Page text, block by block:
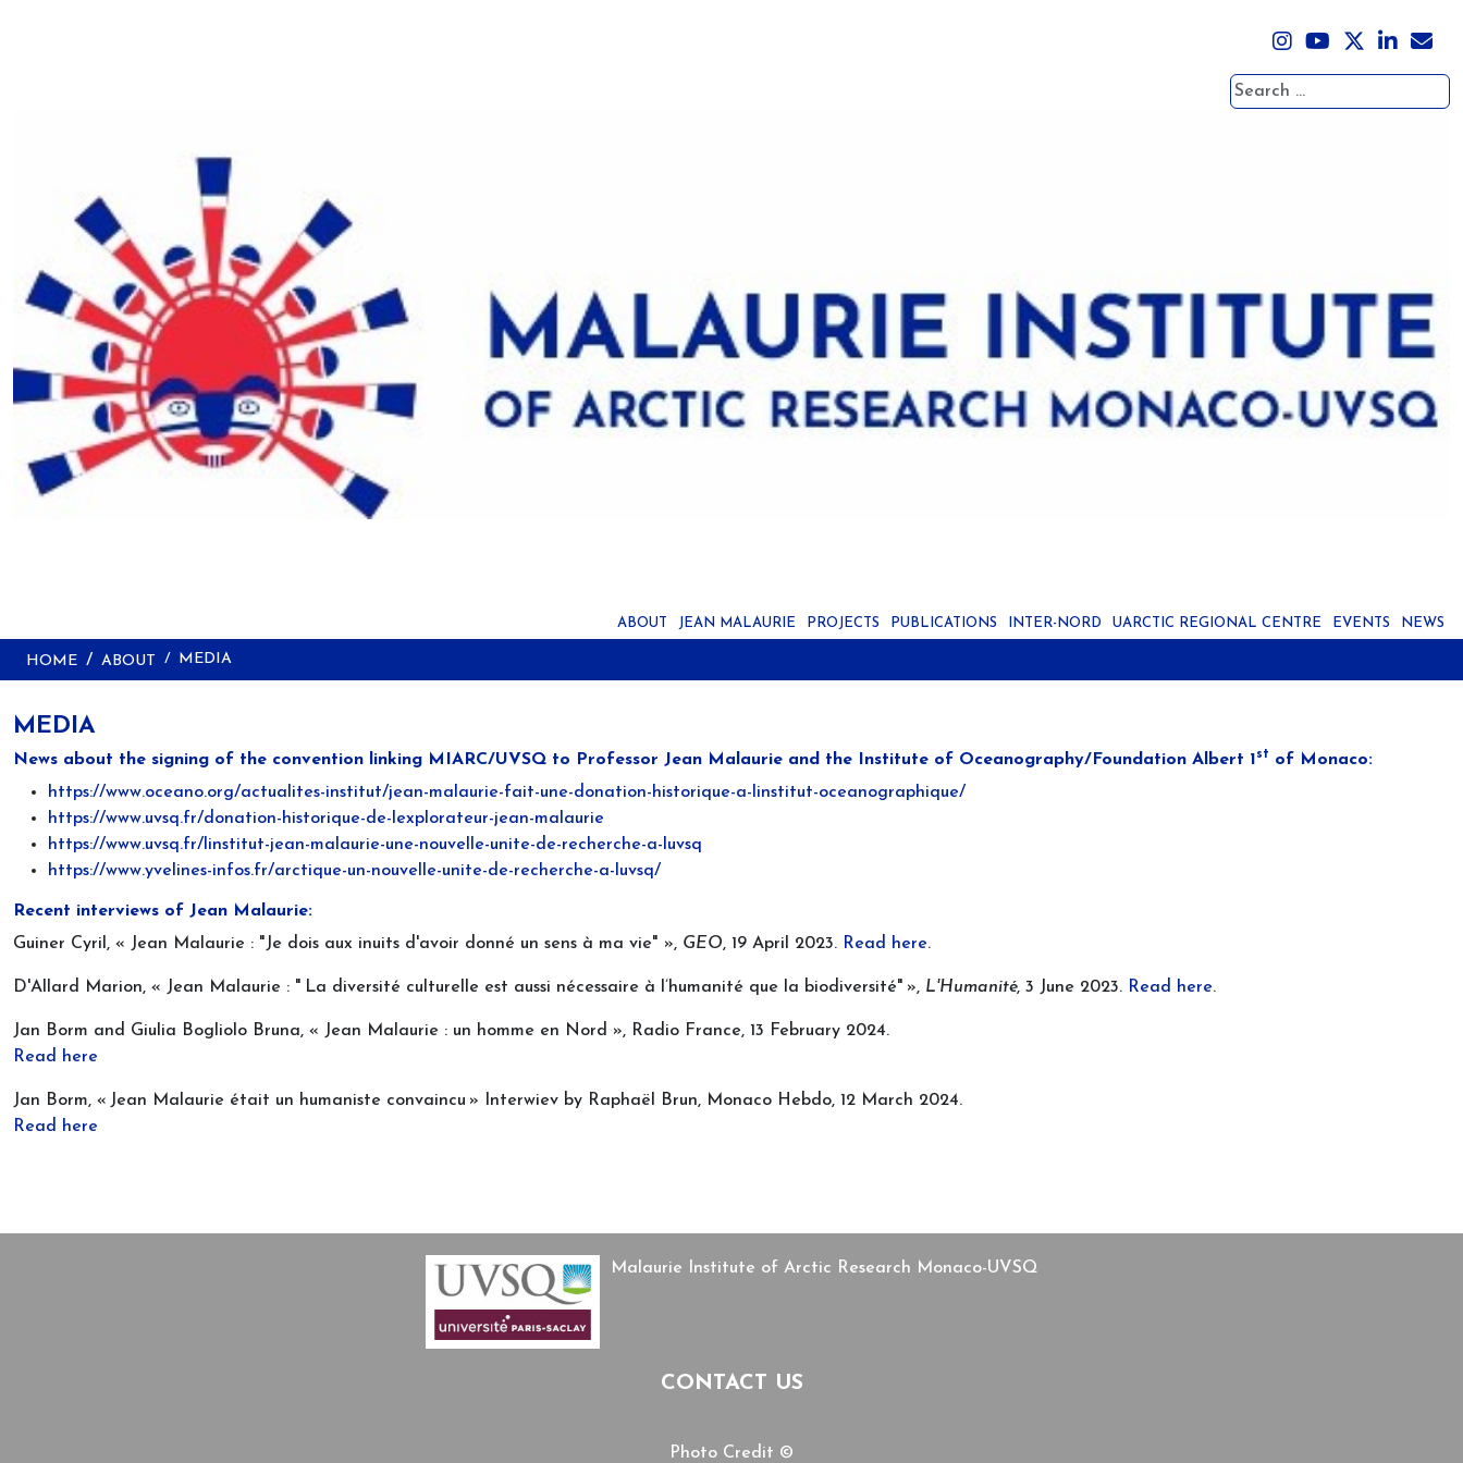
Search
ABOUT JEAN MALAURIE PROJECTS PUBLICATIONS INTER-NORD UARCTIC REGIONAL CENTRE EVENTS NEWS
HOME ABOUT MEDIA
MEDIA
News about the signing of the convention linking MIARC/UVSQ to Professor Jean Malaurie and the Institute of Oceanography/Foundation Albert 1 st of Monaco:
https://www.oceano.org/actualites-institut/jean-malaurie-fait-une-donation-historique-a-linstitut-oceanographique/
https://www.uvsq.fr/donation-historique-de-lexplorateur-jean-malaurie
https://www.uvsq.fr/linstitut-jean-malaurie-une-nouvelle-unite-de-recherche-a-luvsq
https://www.yvelines-infos.fr/arctique-un-nouvelle-unite-de-recherche-a-luvsq/
Recent interviews of Jean Malaurie:
Guiner Cyril, « Jean Malaurie : "Je dois aux inuits d'avoir donné un sens à ma vie" », GEO, 19 April 2023. Read here.
D'Allard Marion, « Jean Malaurie : " La diversité culturelle est aussi nécessaire à l’humanité que la biodiversité" », L'Humanité, 3 June 2023. Read here.
Jan Borm and Giulia Bogliolo Bruna, « Jean Malaurie : un homme en Nord », Radio France, 13 February 2024.
Read here
Jan Borm, « Jean Malaurie était un humaniste convaincu » Interwiev by Raphaël Brun, Monaco Hebdo, 12 March 2024.
Read here
Malaurie Institute of Arctic Research Monaco-UVSQ
CONTACT US
Photo Credit ©